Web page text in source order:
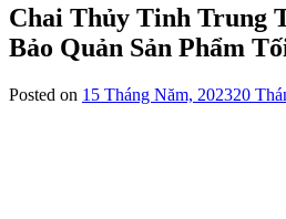
Chai Thủy Tinh Trung
Bảo Quản Sản Phẩm
Posted on 15 Tháng Năm, 202320